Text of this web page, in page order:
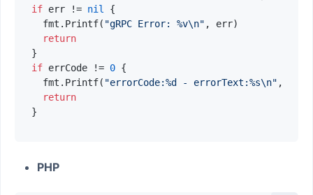
if err != nil
{
  fmt.Printf(
"gRPC Error: %v\n" , err)
return
if errCode != 0 {
  fmt.Printf(
"errorCode:%d - errorText:%s\n" ,
return
PHP